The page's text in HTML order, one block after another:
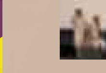
مركز الإبداع الفنى بقبة الغورى
Repeats every week every Friday until Fri
مركز الإبداع الفنى ببيت السحيمى